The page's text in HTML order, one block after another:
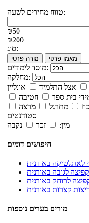
טווח מחירים לשעה:
₪50
₪200
סוג:
מורה פרטי מאמן פרטי
מוסד לימודים:
מחלקה:
אצל התלמיד
אונליין
בית ספר
חטיבה
מתרגל
מרצה
סטודנטים
מין:
זכר נקבה
חיפושים דומים
לאתלטיקה באורנית
לגובה באורנית
לרוחק באורנית
קצרות באורנית
מורים בערים נוספות